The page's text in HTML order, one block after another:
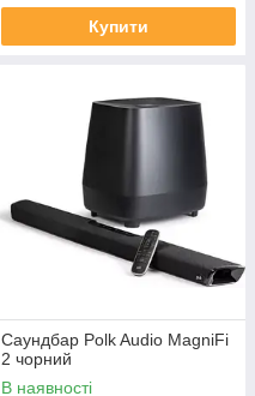
Купити
Саундбар Polk Audio MagniFi
2 чорний
В наявності